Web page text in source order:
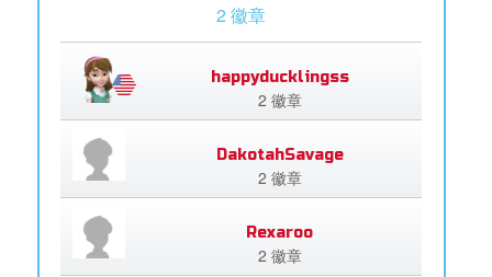
2 徽章
happyducklingss
2 徽章
DakotahSavage
2 徽章
Rexaroo
2 徽章